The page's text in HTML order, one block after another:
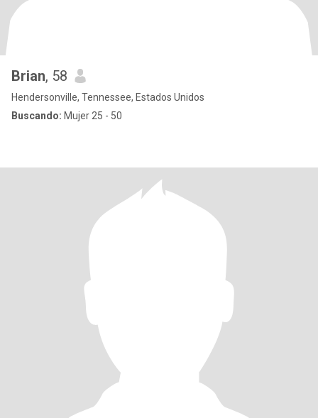
Brian, 58
Hendersonville, Tennessee, Estados Unidos
Buscando: Mujer 25 - 50